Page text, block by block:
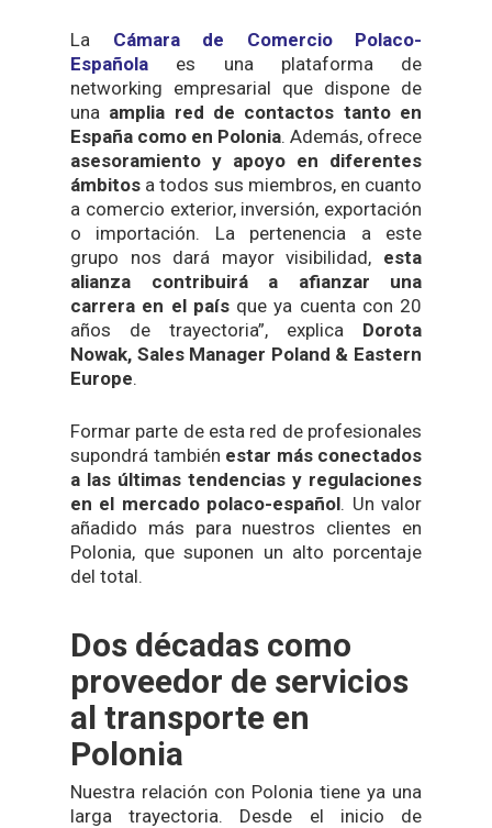
La Cámara de Comercio Polaco-
Española es una plataforma de
networking empresarial que dispone de
una amplia red de contactos tanto en
España como en Polonia. Además, ofrece
asesoramiento y apoyo en diferentes
ámbitos a todos sus miembros, en cuanto
a comercio exterior, inversión, exportación
o importación. La pertenencia a este
grupo nos dará mayor visibilidad, esta
alianza contribuirá a afianzar una
carrera en el paísque ya cuenta con 20
años de trayectoria”, explica Dorota
Nowak, Sales Manager Poland & Eastern
Europe.
Formar parte de esta red de profesionales
supondrá también estar más conectados
a las últimas tendencias y regulaciones
en el mercado polaco-español. Un valor
añadido más para nuestros clientes en
Polonia, que suponen un alto porcentaje
del total.
Dos décadas como
proveedor de servicios
al transporte en
Polonia
Nuestra relación con Polonia tiene ya una
larga trayectoria. Desde el inicio de